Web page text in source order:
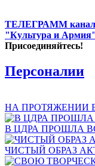
ТЕЛЕГРАММ канал
"Культура и Армия"
Присоединяйтесь!
Персоналии
НА ПРОТЯЖЕНИИ
В ЦДРА ПРОШЛА
ЧИСТЫЙ ОБРАЗ